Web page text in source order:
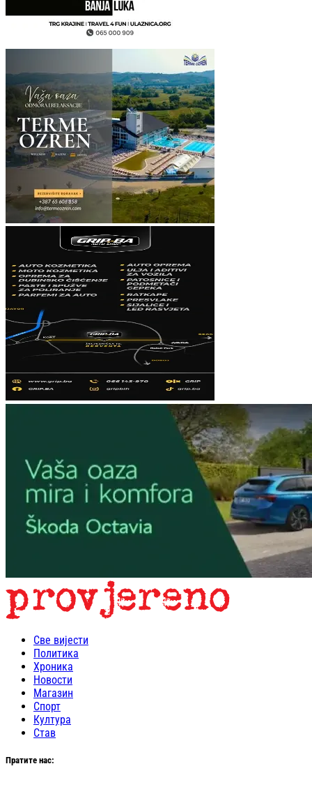
Све вијести
Политика
Хроника
Новости
Магазин
Спорт
Култура
Став
Пратите нас: